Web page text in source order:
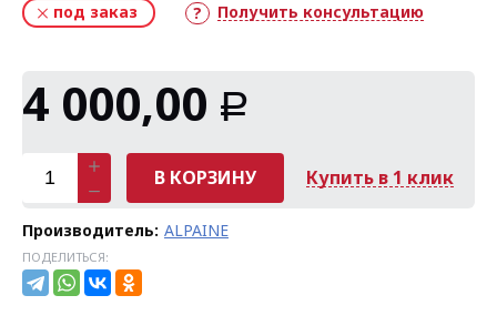
под заказ Получить консультацию
4 000,00 Р
В КОРЗИНУ Купить в 1 клик
Производитель: ALPAINE
ПОДЕЛИТЬСЯ: